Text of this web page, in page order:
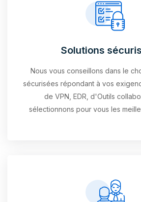
Solutions
Nous vous conseillons dans le
sécurisées répondant à vos
de VPN, EDR, d'Outils
sélectionnons pour vous les